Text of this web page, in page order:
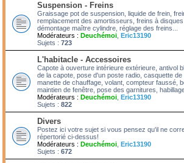
Suspension - Freins
Graissage pot de suspension, liquide de frein,
remplacement des amortisseurs, freins à disques
démontage maître cylindre, réglage des freins...
Modérateurs : Deuchémoi Eric13190
Sujets : 723
L'habitacle - Accessoires
Capote à ouverture intérieure extérieure, antivol
de la capote, pose d'un poste radio, casquette de
manette de chauffage, volant, compteur faussé,
maintien de fenêtre, pose des garnitures, habillage
Modérateurs : Deuchémoi Eric13190
Sujets : 822
Divers
Postez ici votre sujet si vous pensez qu'il ne
répertorié ci-dessus!
Modérateurs : Deuchémoi Eric13190
Sujets : 672